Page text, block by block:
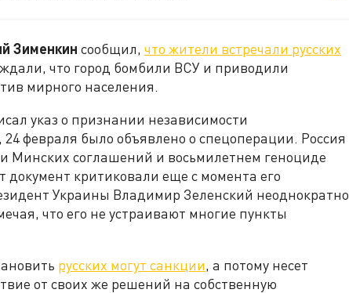
Зименкин сообщил, что жители встречали русских
что город бомбили ВСУ и приводили
мирного населения.
указ о признании независимости
февраля было объявлено о спецоперации. Россия
Минских соглашений и восьмилетнем геноциде
критиковали еще с момента его
Украины Владимир Зеленский неоднократно
что его не устраивают многие пункты
русских могут санкции, а потому несет
от своих же решений на собственную